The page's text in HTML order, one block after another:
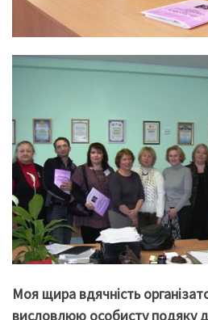
Моя щира вдячність
висловлюю особисту подяку